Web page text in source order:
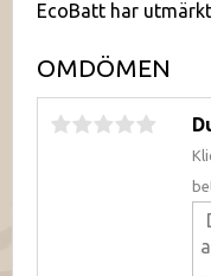
EcoBatt har
OMDÖMEN